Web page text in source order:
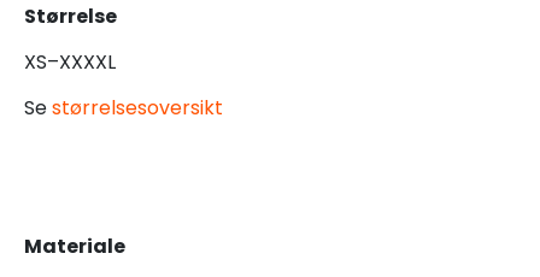
Størrelse
XS–XXXXL
Sestørrelsesoversikt
Materiale